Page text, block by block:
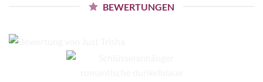
BEWERTUNGEN